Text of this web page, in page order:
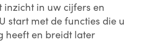
inzicht in uw cijfers en
start met de functies die u
heeft en breidt later